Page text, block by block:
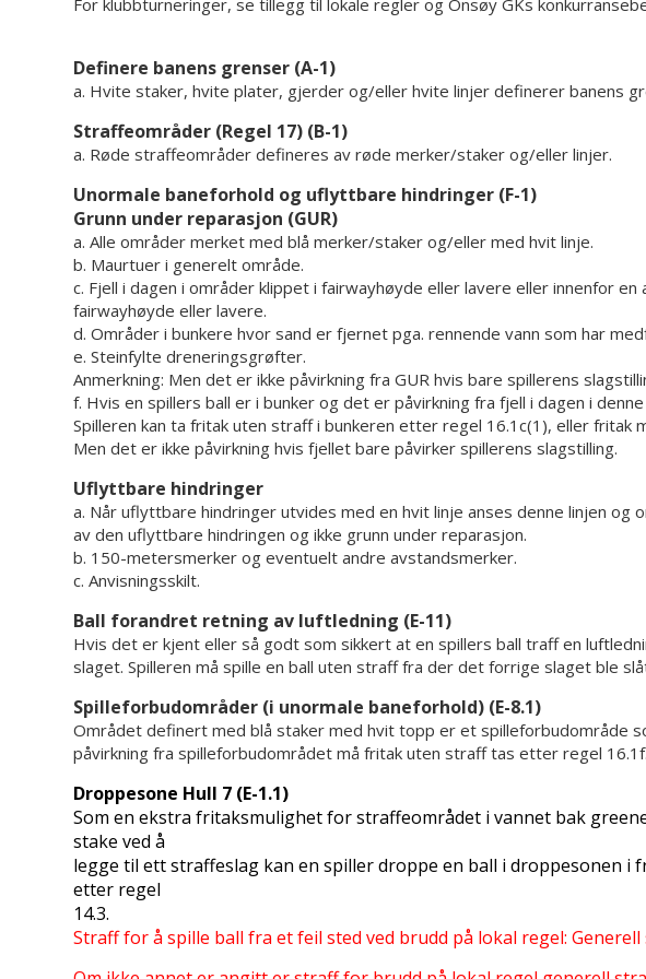
For klubbturneringer, se tillegg til lokale regler og Onsøy GKs
Definere banens grenser (A-1)
a. Hvite staker, hvite plater, gjerder og/eller hvite linjer definerer banens
Straffeområder (Regel 17) (B-1)
a. Røde straffeområder defineres av røde merker/staker og/eller linjer.
Unormale baneforhold og uflyttbare hindringer (F-1)
Grunn under reparasjon (GUR)
a. Alle områder merket med blå merker/staker og/eller med hvit linje.
b. Maurtuer i generelt område.
c. Fjell i dagen i områder klippet i fairwayhøyde eller lavere eller innenfor
fairwayhøyde eller lavere.
d. Områder i bunkere hvor sand er fjernet pga. rennende vann som har
e. Steinfylte dreneringsgrøfter.
Anmerkning: Men det er ikke påvirkning fra GUR hvis bare spillerens
f. Hvis en spillers ball er i bunker og det er påvirkning fra fjell i dagen i
Spilleren kan ta fritak uten straff i bunkeren etter regel 16.1c(1), eller
Men det er ikke påvirkning hvis fjellet bare påvirker spillerens slagstilling.
Uflyttbare hindringer
a. Når uflyttbare hindringer utvides med en hvit linje anses denne linjen og
av den uflyttbare hindringen og ikke grunn under reparasjon.
b. 150-metersmerker og eventuelt andre avstandsmerker.
c. Anvisningsskilt.
Ball forandret retning av luftledning (E-11)
Hvis det er kjent eller så godt som sikkert at en spillers ball traff en
slaget. Spilleren må spille en ball uten straff fra der det forrige slaget ble
Spilleforbudområder (i unormale baneforhold) (E-8.1)
Området definert med blå staker med hvit topp er et spilleforbudområde
påvirkning fra spilleforbudområdet må fritak uten straff tas etter regel 16.1f.
Droppesone Hull 7 (E-1.1)
Som en ekstra fritaksmulighet for straffeområdet i vannet bak
stake ved å
legge til ett straffeslag kan en spiller droppe en ball i droppesonen
etter regel
14.3.
Straff for å spille ball fra et feil sted ved brudd på lokal regel: